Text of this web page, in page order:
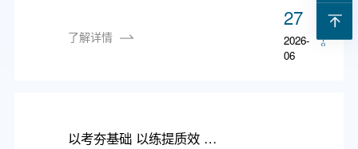
了解详情
27
2026-
06
以考夯基础 以练提质效 ——我院圆满完成2026年度护理人员“三基”理论考核